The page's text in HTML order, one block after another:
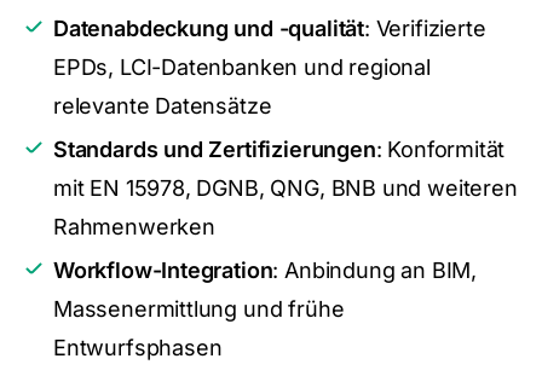
Datenabdeckung und -qualität: Verifizierte
EPDs, LCI-Datenbanken und regional
relevante Datensätze
Standards und Zertifizierungen: Konformität
mit EN 15978, DGNB, QNG, BNB und weiteren
Rahmenwerken
Workflow-Integration: Anbindung an BIM,
Massenermittlung und frühe
Entwurfsphasen